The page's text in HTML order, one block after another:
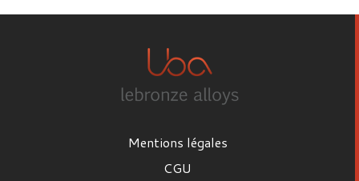
Mentions légales
CGU